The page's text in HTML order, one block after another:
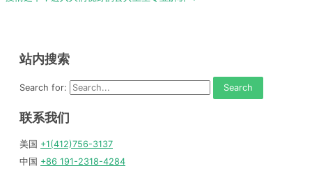
站内搜索
Search for:
联系我们
美国 +1(412)756-3137
中国 +86 191-2318-4284